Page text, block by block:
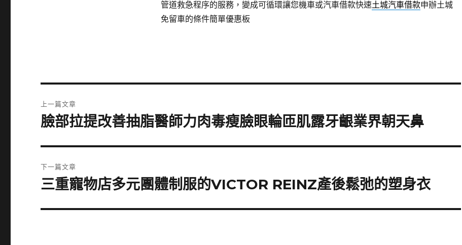
管道救急程序的服務，變成可循環讓您機車或汽車借款快速土城汽車借款申辦土城
免留車的條件簡單優惠板
章
上一篇文章
上
篇
文
章:
臉部拉提改善抽脂醫師力肉毒瘦臉眼輪匝肌露牙齦業界朝天鼻
下一篇文章
下
篇
三重寵物店多元團體制服的VICTOR REINZ產後鬆弛的塑身衣